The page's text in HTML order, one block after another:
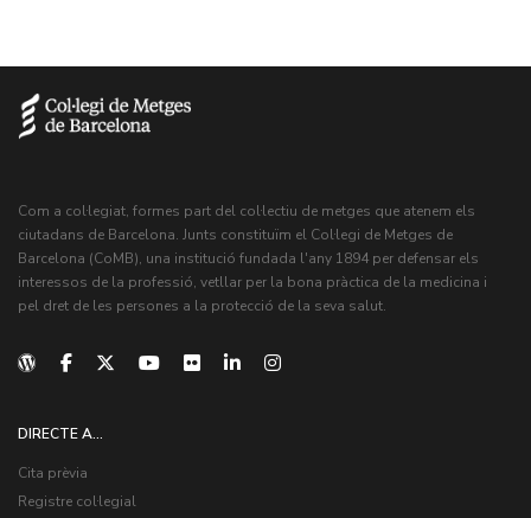
Com a col·legiat, formes part del col·lectiu de metges que atenem els
ciutadans de Barcelona. Junts constituïm el Col·legi de Metges de
Barcelona (CoMB), una institució fundada l'any 1894 per defensar els
interessos de la professió, vetllar per la bona pràctica de la medicina i
pel dret de les persones a la protecció de la seva salut.
DIRECTE A...
Cita prèvia
Registre col·legial